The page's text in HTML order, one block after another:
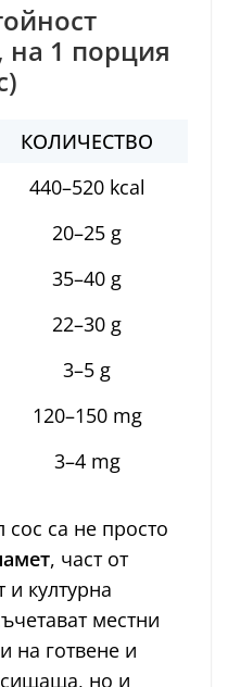
на 1 порция
КОЛИЧЕСТВО
440–520 kcal
20–25 g
35–40 g
22–30 g
3–5 g
120–150 mg
3–4 mg
са не просто
, част от
и културна
местни
на готвене и
но и